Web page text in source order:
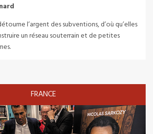
l’argent des subventions, d’où qu’elles
un réseau souterrain et de petites
FRANCE